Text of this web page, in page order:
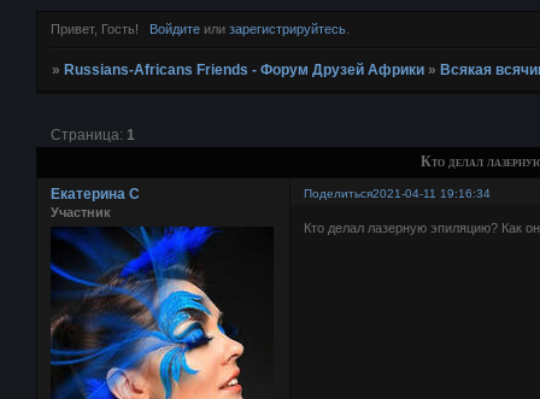
Привет, Гость! Войдитеили зарегистрируйтесь.
» Russians-Africans Friends - Форум Друзей Африки » Всякая
Кто делал
Страница: 1
Поделиться2021-04-11 19:16:34
Екатерина С
Участник
Кто делал лазерную эпиляцию? Как